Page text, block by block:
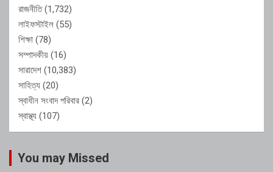
রাজনীতি(1,732)
লাইফস্টাইল (55)
শিক্ষা (78)
সম্পাদকীয় (16)
সারাদেশ (10,383)
সাহিত্য (20)
স্বাধীন সংবাদ পরিবার (2)
স্বাস্থ্য (107)
You may Missed